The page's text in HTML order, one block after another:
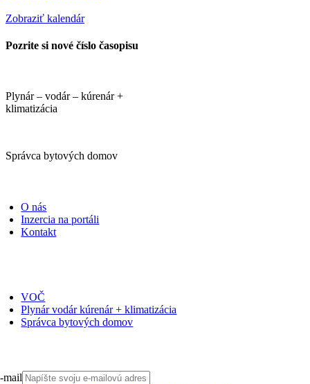
Zobraziť kalendár
Pozrite si nové číslo časopisu
Plynár – vodár – kúrenár +
klimatizácia
Správca bytových domov
O nás
Inzercia na portáli
Kontakt
VOČ
Plynár vodár kúrenár + klimatizácia
Správca bytových domov
mail